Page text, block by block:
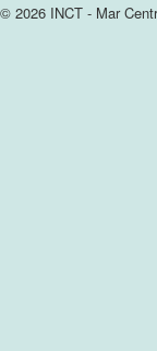
© 2026 INCT - Mar